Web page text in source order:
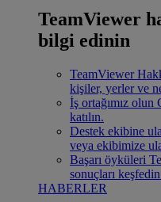
TeamViewer
bilgi edinin
TeamViewer
kişiler, yerler ve
İş ortağımız olun
katılın.
Destek ekibine
veya ekibimize
Başarı öyküleri
sonuçları
HABERLER